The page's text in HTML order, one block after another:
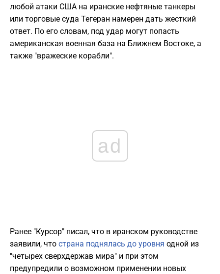
любой атаки США на иранские нефтяные танкеры
или торговые суда Тегеран намерен дать жесткий
ответ. По его словам, под удар могут попасть
американская военная база на Ближнем Востоке, а
также "вражеские корабли".
ad
Ранее "Курсор" писал, что в иранском руководстве
заявили, что страна поднялась до уровня одной из
"четырех сверхдержав мира" и при этом
предупредили о возможном применении новых